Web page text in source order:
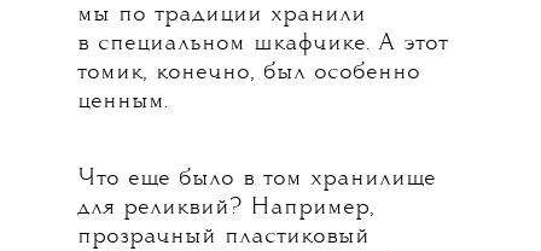
мы по традиции хранили
в специальном шкафчике. А этот
томик, конечно, был особенно
ценным.
Что еще было в том хранилище
для реликвий? Например,
прозрачный пластиковый